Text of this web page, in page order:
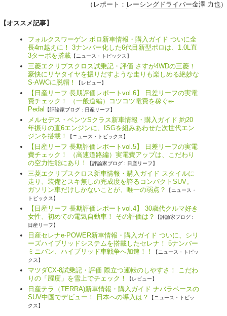
（レポート： レーシングドライバー金澤 力也）
【オススメ記事】
フォルクスワーゲン ポロ新車情報・購入ガイド ついに全
長4m越えに！ 3ナンバー化した6代目新型ポロは、1.0L直
3ターボを搭載 【ニュース・トピックス】
三菱エクリプスクロス試乗記・評価 さすが4WDの三菱！
豪快にリヤタイヤを振りだすような走りも楽しめる絶妙な
S-AWCに脱帽！
【レビュー】
【日産リーフ 長期評価レポートvol.6】 日差リーフの実電
費チェック！ （一般道編）コツコツ電費を稼ぐe-
Pedal
【評論家ブログ : 日産リーフ】
メルセデス・ベンツSクラス新車情報・購入ガイド 約20
年振りの直6エンジンに、ISGを組みあわせた次世代エン
ジンを搭載！
【ニュース・トピックス】
【日産リーフ 長期評価レポートvol.5】 日差リーフの実電
費チェック！ （高速道路編）実電費アップは、こだわり
の空力性能にあり！
【評論家ブログ : 日産リーフ】
三菱エクリプスクロス新車情報・購入ガイド スタイルに
走り、装備とスキ無しの完成度を誇るコンパクトSUV。
ガソリン車だけしかないことが、唯一の弱点？
【ニュース・
トピックス】
【日産リーフ 長期評価レポートvol.4】 30歳代クルマ好き
女性、初めての電気自動車！ その評価は？
【評論家ブログ :
日産リーフ】
日産セレナe-POWER新車情報・購入ガイド ついに、シリ
ーズハイブリッドシステムを搭載したセレナ！ 5ナンバー
ミニバン、ハイブリッド車戦争へ加速！！
【ニュース・トピッ
クス】
マツダCX-8試乗記・評価 際立つ運転のしやすさ！ こだわ
りの「躍度」を雪上でチェック！
【レビュー】
日産テラ（TERRA)新車情報・購入ガイド ナバラベースの
SUV中国でデビュー！ 日本への導入は？
【ニュース・トピッ
クス】